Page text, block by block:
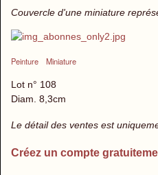
Couvercle d'une miniature
Peinture Miniature
Lot n° 108
Diam. 8,3cm
Le détail des ventes est
Créez un compte